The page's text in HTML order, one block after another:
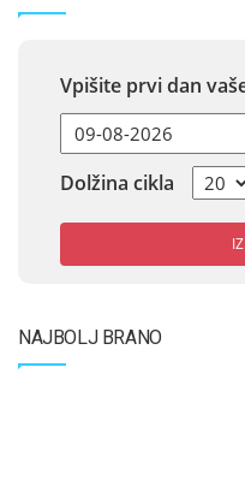
Vpišite prvi dan
Dolžina cikla
NAJBOLJ BRANO